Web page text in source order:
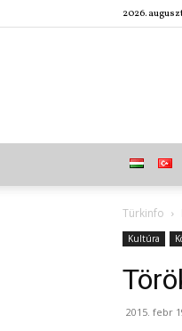
2026.
Türkinfo
Kultúra
2015. febr